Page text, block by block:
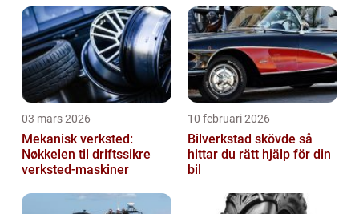
03 mars 2026
Mekanisk verksted:
Nøkkelen til driftssikre
verksted-maskiner
10 februari 2026
Bilverkstad skövde så
hittar du rätt hjälp för din
bil